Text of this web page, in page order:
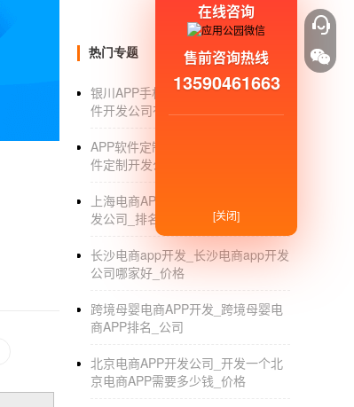
点击咨询框咨询app开发
种植app开发 种植者专属朋友圈
农作物种植经验很重要，技术更重要。
发为种植者们提供了一个种植技术交流社区
创造更多合作的可能性。 种植app有哪些功
技巧，主要是看发布者的意愿。 3、种植技
精选热门农作物：精选热门农作物能够关联
者提供一个专门的种植技术交流社区，了解更
热门专题
银川APP手机软件开发_银川APP软
件开发公司有哪些_制作公司_排名
APP软件定制开发公司_手机APP软
件定制开发公司哪家好_专业制作
上海电商APP开发_上海电商APP开
发公司_排名_费用
长沙电商app开发_长沙电商app开发
公司哪家好_价格
跨境母婴电商APP开发_跨境母婴电
商APP排名_公司
北京电商APP开发公司_开发一个北
京电商APP需要多少钱_价格
在线咨询
售前咨询热线
13590461663
[关闭]